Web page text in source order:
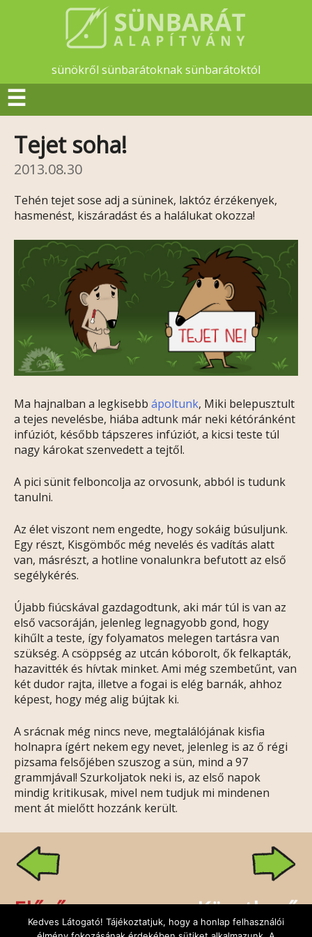
sünökről sünbarátoknak sünbarátoktól
☰
Tejet soha!
2013.08.30
Tehén tejet sose adj a süninek, laktóz érzékenyek,
hasmenést, kiszáradást és a halálukat okozza!
Ma hajnalban a legkisebb ápoltunk, Miki belepusztult
a tejes nevelésbe, hiába adtunk már neki kétóránként
infúziót, később tápszeres infúziót, a kicsi teste túl
nagy károkat szenvedett a tejtől.
A pici sünit felboncolja az orvosunk, abból is tudunk
tanulni.
Az élet viszont nem engedte, hogy sokáig búsuljunk.
Egy részt, Kisgömbőc még nevelés és vadítás alatt
van, másrészt, a hotline vonalunkra befutott az első
segélykérés.
Újabb fiúcskával gazdagodtunk, aki már túl is van az
első vacsoráján, jelenleg legnagyobb gond, hogy
kihűlt a teste, így folyamatos melegen tartásra van
szükség. A csöppség az utcán kóborolt, ők felkapták,
hazavitték és hívtak minket. Ami még szembetűnt, van
két dudor rajta, illetve a fogai is elég barnák, ahhoz
képest, hogy még alig bújtak ki.
A srácnak még nincs neve, megtalálójának kisfia
holnapra ígért nekem egy nevet, jelenleg is az ő régi
pizsama felsőjében szuszog a sün, mind a 97
grammjával! Szurkoljatok neki is, az első napok
mindig kritikusak, mivel nem tudjuk mi mindenen
ment át mielőtt hozzánk került.
Előző Következő
Kedves Látogató! Tájékoztatjuk, hogy a honlap felhasználói